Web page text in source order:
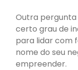
Outra pergunta
certo grau de
para lidar com
nome do seu
empreender.